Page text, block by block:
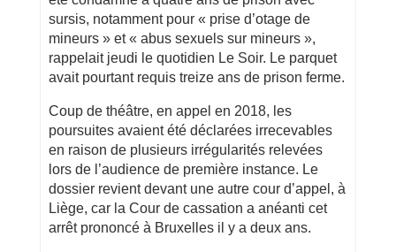
sursis, notamment pour « prise d’otage de
mineurs » et « abus sexuels sur mineurs »,
rappelait jeudi le quotidien Le Soir. Le parquet
avait pourtant requis treize ans de prison ferme.
Coup de théâtre, en appel en 2018, les
poursuites avaient été déclarées irrecevables
en raison de plusieurs irrégularités relevées
lors de l’audience de première instance. Le
dossier revient devant une autre cour d’appel, à
Liège, car la Cour de cassation a anéanti cet
arrêt prononcé à Bruxelles il y a deux ans.